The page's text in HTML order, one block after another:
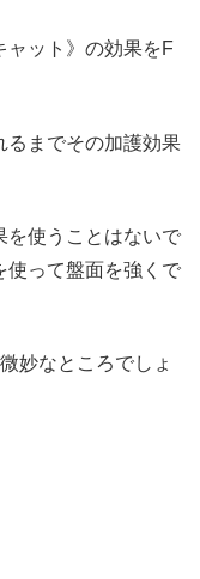
ャット》の効果をF
るまでその加護効果
を使うことはないで
使って盤面を強くで
妙なところでしょ